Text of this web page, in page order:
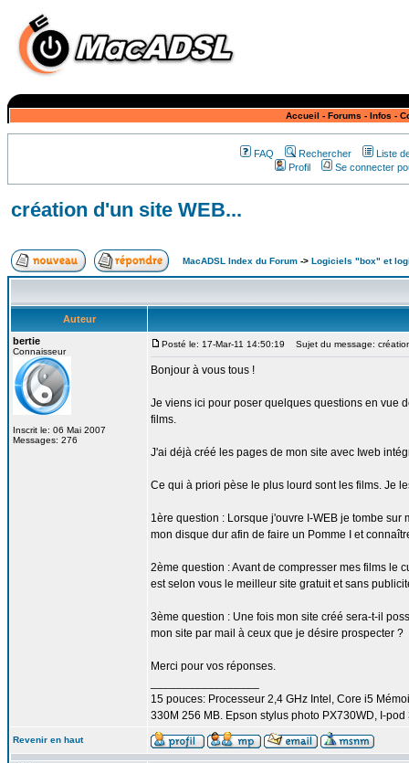
Accueil - Forums - Infos -
FAQ Rechercher
Liste
Profil
Se connecter
création d'un site WEB...
MacADSL Index du Forum -> Logiciels "box" et
Auteur
bertie
Connaisseur
Inscrit le: 06 Mai 2007
Messages: 276
Posté le: 17-Mar-11 14:50:19 Sujet du message:
Bonjour à vous tous !
Je viens ici pour poser quelques questions en vue
films.
J'ai déjà créé les pages de mon site avec Iweb
Ce qui à priori pèse le plus lourd sont les films. Je
1ère question : Lorsque j'ouvre I-WEB je tombe
mon disque dur afin de faire un Pomme I et
2ème question : Avant de compresser mes films le
est selon vous le meilleur site gratuit et sans
3ème question : Une fois mon site créé sera-t-il
mon site par mail à ceux que je désire prospecter ?
Merci pour vos réponses.
15 pouces: Processeur 2,4 GHz Intel, Core i5
330M 256 MB. Epson stylus photo PX730WD, I-
Revenir en haut